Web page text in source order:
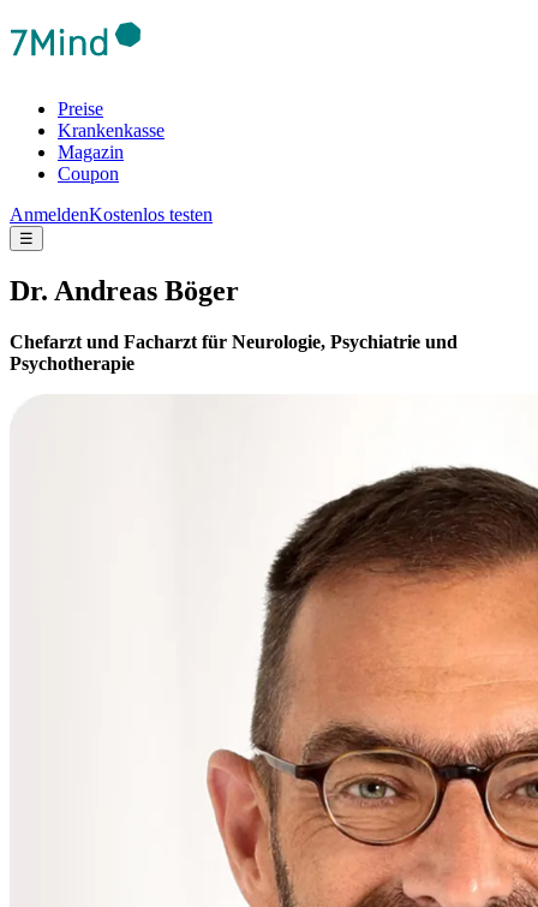
Preise
Krankenkasse
Magazin
Coupon
AnmeldenKostenlos testen
☰
Dr. Andreas Böger
Chefarzt und Facharzt für Neurologie, Psychiatrie und
Psychotherapie